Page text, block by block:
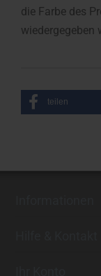
die Farbe des
wiedergegeben
teilen